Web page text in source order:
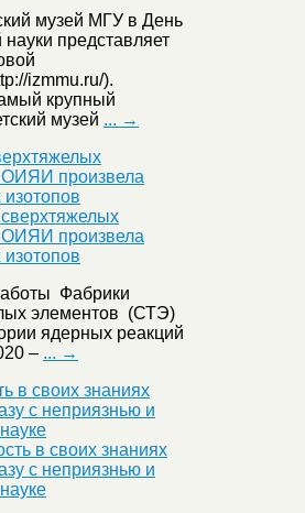
музей МГУ в День
науки представляет
izmmu.ru/).
крупный
музей ... →
ОИЯИ произвела
Фабрики
элементов (СТЭ)
ядерных реакций
– ... →
в своих знаниях
с неприязнью и